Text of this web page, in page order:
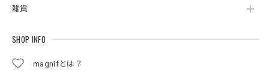
雑貨
SHOP INFO
magnifとは？